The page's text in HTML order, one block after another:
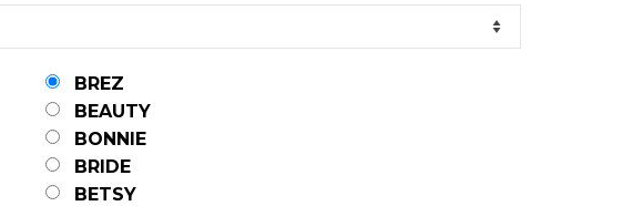
BREZ
BEAUTY
BONNIE
BRIDE
BETSY